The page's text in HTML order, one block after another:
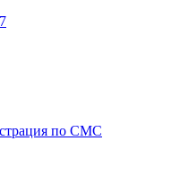
по СМС